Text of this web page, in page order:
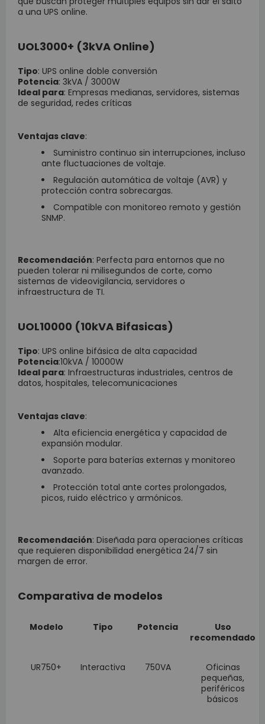
a una UPS online.
UOL3000+ (3kVA Online)
Tipo: UPS online doble conversión
Potencia: 3kVA / 3000W
Ideal para: Empresas medianas, servidores, sistemas
de seguridad, redes críticas
Ventajas clave:
Suministro continuo sin interrupciones, incluso
ante fluctuaciones de voltaje.
Regulación automática de voltaje (AVR) y
protección contra sobrecargas.
Compatible con monitoreo remoto y gestión
SNMP.
Recomendación: Perfecta para entornos que no
pueden tolerar ni milisegundos de corte, como
sistemas de videovigilancia, servidores o
infraestructura de TI.
UOL10000 (10kVA Bifasicas)
Tipo: UPS online bifásica de alta capacidad
Potencia:10kVA / 10000W
Ideal para: Infraestructuras industriales, centros de
datos, hospitales, telecomunicaciones
Ventajas clave:
Alta eficiencia energética y capacidad de
expansión modular.
Soporte para baterías externas y monitoreo
avanzado.
Protección total ante cortes prolongados,
picos, ruido eléctrico y armónicos.
Recomendación: Diseñada para operaciones críticas
que requieren disponibilidad energética 24/7 sin
margen de error.
Comparativa de modelos
Modelo Tipo Potencia
Uso
recomendado
UR750+ Interactiva 750VA
Oficinas
pequeñas,
periféricos
básicos